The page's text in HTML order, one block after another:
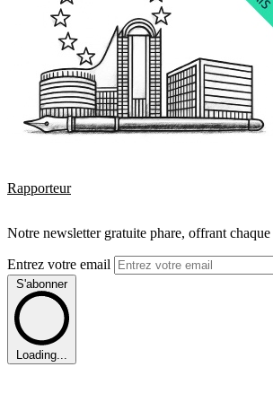
Rapporteur
Notre newsletter gratuite phare, offrant
Entrez votre email
S'abonner
Loading...